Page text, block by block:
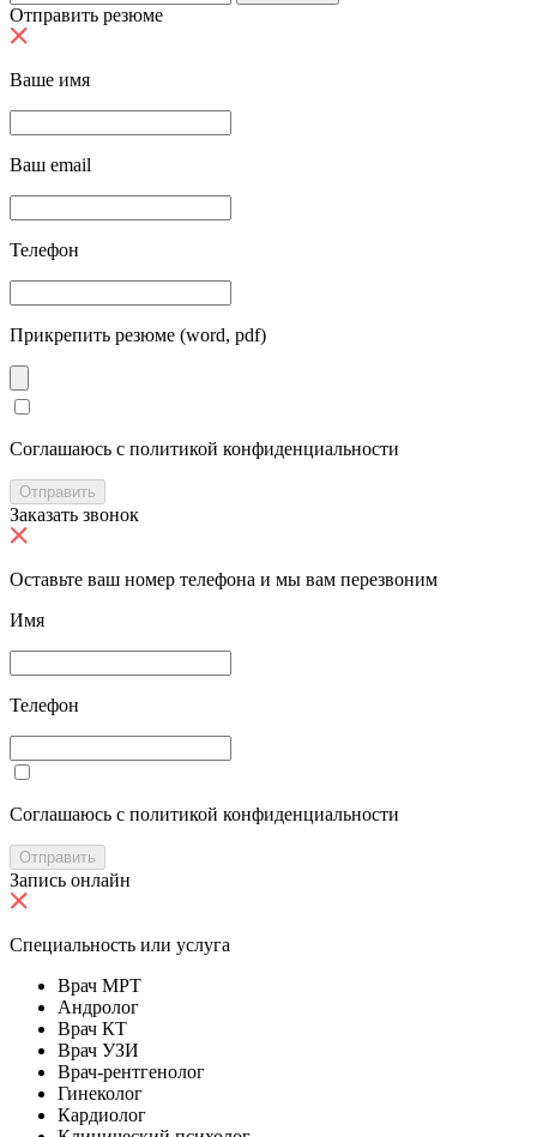
Отправить резюме
Ваше имя
Ваш email
Телефон
Прикрепить резюме (word, pdf)
Cоглашаюсь с политикой конфиденциальности
Отправить
Заказать звонок
Оставьте ваш номер телефона и мы вам перезвоним
Имя
Телефон
Cоглашаюсь с политикой конфиденциальности
Отправить
Запись онлайн
Специальность или услуга
Врач МРТ
Андролог
Врач КТ
Врач УЗИ
Врач-рентгенолог
Гинеколог
Кардиолог